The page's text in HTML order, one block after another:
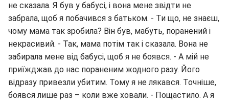
не сказала. Я був у бабусі, і вона мене звідти не
забрала, щоб я побачився з батьком. - Ти що, не знаєш,
чому мама так зробила? Він був, мабуть, поранений і
некрасивий. - Так, мама потім так і сказала. Вона не
забирала мене від бабусі, щоб я не боявся. - А мій не
приїжджав до нас пораненим жодного разу. Його
відразу привезли убитим. Тому я не лякався. Точніше,
боявся лише раз – коли вже ховали. - Пощастило. А я